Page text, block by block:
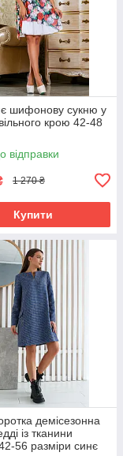
шифонову сукню у
вільного крою 42-48
відправки
1 270 ₴
Купити
демісезонна
із тканини
56 разміри синє